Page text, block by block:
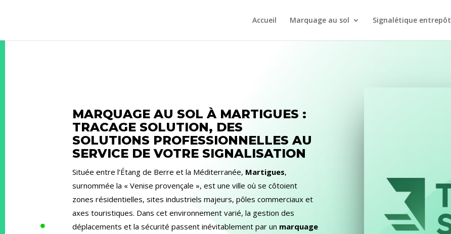
Accueil Marquage au sol Signalétique entrepôt
MARQUAGE AU SOL À MARTIGUES :
TRACAGE SOLUTION, DES
SOLUTIONS PROFESSIONNELLES AU
SERVICE DE VOTRE SIGNALISATION
Située entre l’Étang de Berre et la Méditerranée, Martigues,
surnommée la « Venise provençale », est une ville où se côtoient
zones résidentielles, sites industriels majeurs, pôles commerciaux et
axes touristiques. Dans cet environnement varié, la gestion des
déplacements et la sécurité passent inévitablement par un marquage